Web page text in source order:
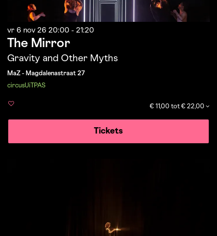
The Mirror
Gravity and Other Myths
vr 6 nov 26 20:00 - 21:20
MaZ - Magdalenastraat 27
circusUiTPAS
€ 11,00 tot € 22,00
Tickets